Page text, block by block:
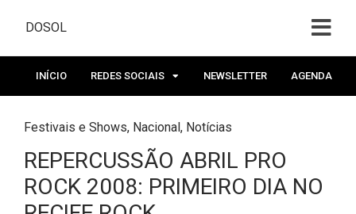
DOSOL
INÍCIO REDES SOCIAIS NEWSLETTER AGENDA
Festivais e Shows, Nacional, Notícias
REPERCUSSÃO ABRIL PRO
ROCK 2008: PRIMEIRO DIA NO